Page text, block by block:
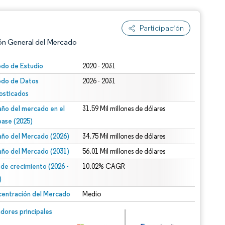
Participación
General del Mercado
de Estudio 2020 - 2031
de Datos
2026 - 2031
del mercado en el
(2025)
31.59 Mil millones de dólares
del Mercado (2026) 34.75 Mil millones de dólares
del Mercado (2031) 56.01 Mil millones de dólares
de crecimiento (2026 -
10.02% CAGR
del Mercado Medio
principales
© Mordor Intelligence. El uso requiere atribución según CC BY 4.0.
CC BY 4.0.